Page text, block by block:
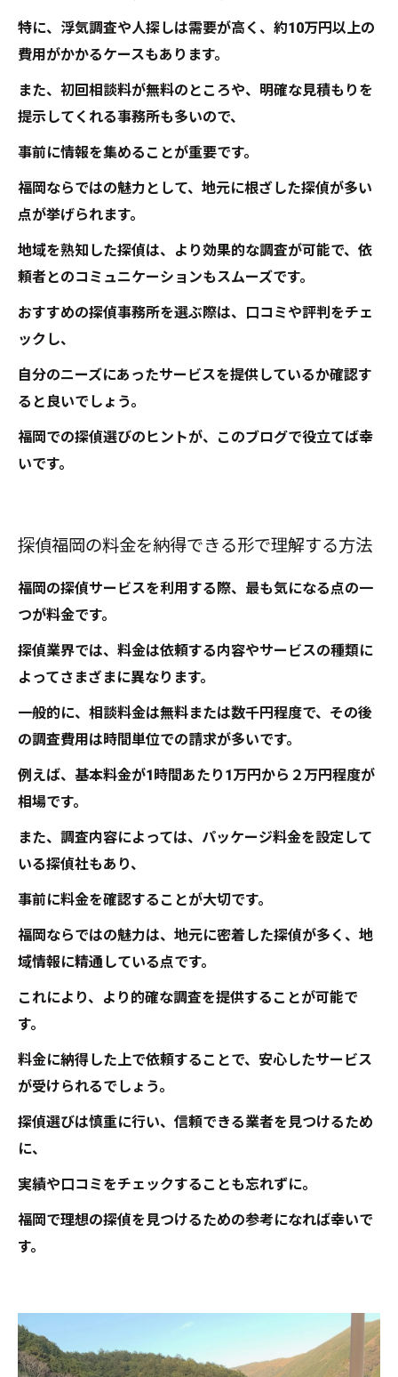
特に、浮気調査や人探しは需要が高く、約10万円以上の
費用がかかるケースもあります。
また、初回相談料が無料のところや、明確な見積もりを
提示してくれる事務所も多いので、
事前に情報を集めることが重要です。
福岡ならではの魅力として、地元に根ざした探偵が多い
点が挙げられます。
地域を熟知した探偵は、より効果的な調査が可能で、依
頼者とのコミュニケーションもスムーズです。
おすすめの探偵事務所を選ぶ際は、口コミや評判をチェ
ックし、
自分のニーズにあったサービスを提供しているか確認す
ると良いでしょう。
福岡での探偵選びのヒントが、このブログで役立てば幸
いです。
探偵福岡の料金を納得できる形で理解する方法
福岡の探偵サービスを利用する際、最も気になる点の一
つが料金です。
探偵業界では、料金は依頼する内容やサービスの種類に
よってさまざまに異なります。
一般的に、相談料金は無料または数千円程度で、その後
の調査費用は時間単位での請求が多いです。
例えば、基本料金が1時間あたり1万円から２万円程度が
相場です。
また、調査内容によっては、パッケージ料金を設定して
いる探偵社もあり、
事前に料金を確認することが大切です。
福岡ならではの魅力は、地元に密着した探偵が多く、地
域情報に精通している点です。
これにより、より的確な調査を提供することが可能で
す。
料金に納得した上で依頼することで、安心したサービス
が受けられるでしょう。
探偵選びは慎重に行い、信頼できる業者を見つけるため
に、
実績や口コミをチェックすることも忘れずに。
福岡で理想の探偵を見つけるための参考になれば幸いで
す。